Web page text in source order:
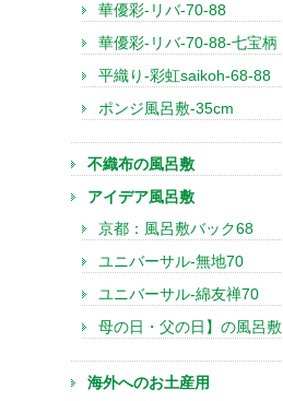
華優彩-リバ-70-88
華優彩-リバ-70-88-七宝柄
平織り-彩虹saikoh-68-88
ポンジ風呂敷-35cm
不織布の風呂敷
アイデア風呂敷
京都：風呂敷バック68
ユニバーサル-無地70
ユニバーサル-綿友禅70
母の日・父の日】の風呂敷
海外へのお土産用